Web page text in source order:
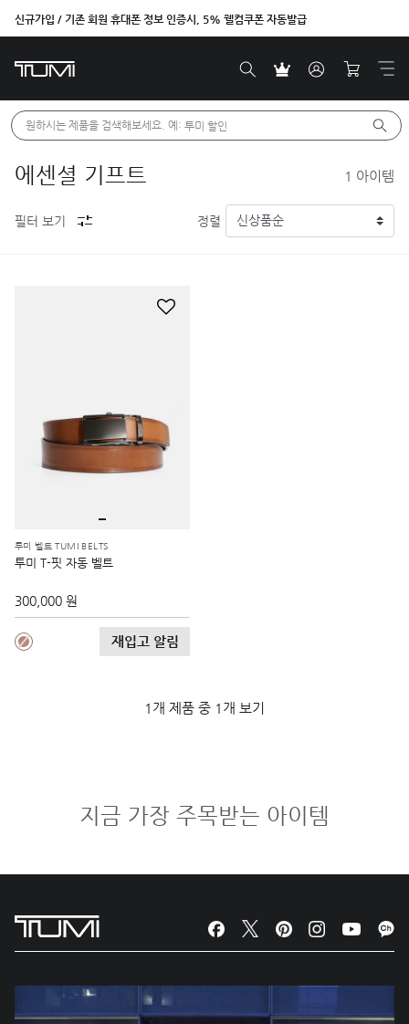
신규가입 / 기존 회원 휴대폰 정보 인증시, 5% 웰컴쿠폰 자동발급
원하시는 제품을 검색해보세요. 예: 투미 할인
에센셜 기프트 1 아이템
필터 보기 정렬
투미 벨트 TUMI BELTS
투미 T-핏 자동 벨트
300,000 원
재입고 알림
1개 제품 중 1개 보기
지금 가장 주목받는 아이템